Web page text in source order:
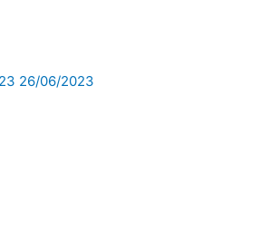
26/06/2023